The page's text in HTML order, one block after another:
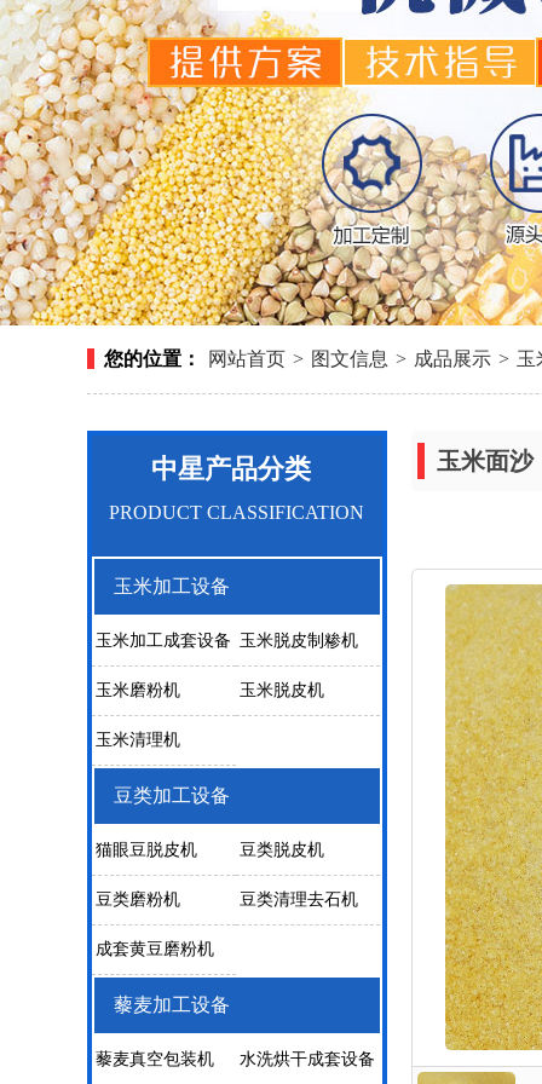
您的位置： 网站首页 > 图文信息 > 成品展示 > 玉
中星产品分类
PRODUCT CLASSIFICATION
玉米加工设备
玉米加工成套设备 玉米脱皮制糁机
玉米磨粉机 玉米脱皮机
玉米清理机
豆类加工设备
猫眼豆脱皮机 豆类脱皮机
豆类磨粉机 豆类清理去石机
成套黄豆磨粉机
藜麦加工设备
藜麦真空包装机 水洗烘干成套设备
玉米面沙